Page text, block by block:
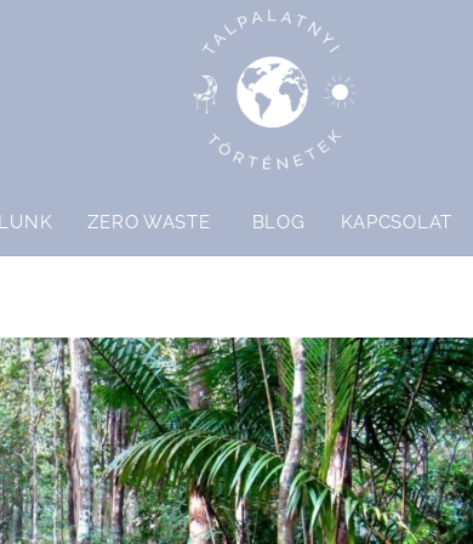
ZERO WASTE BLOG KAPCSOLAT